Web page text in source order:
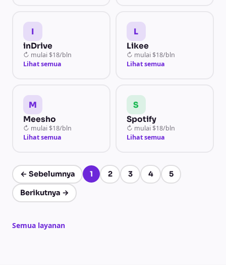
I
inDrive
↻ mulai $18/bln
Lihat semua
L
Likee
↻ mulai $18/bln
Lihat semua
M
Meesho
↻ mulai $18/bln
Lihat semua
S
Spotify
↻ mulai $18/bln
Lihat semua
← Sebelumnya 1 2 3 4 5
Berikutnya →
Halaman 1 dari 5
Semua layanan